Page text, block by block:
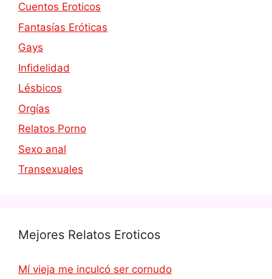
Cuentos Eroticos
Fantasías Eróticas
Gays
Infidelidad
Lésbicos
Orgías
Relatos Porno
Sexo anal
Transexuales
Mejores Relatos Eroticos
Mí vieja me inculcó ser cornudo